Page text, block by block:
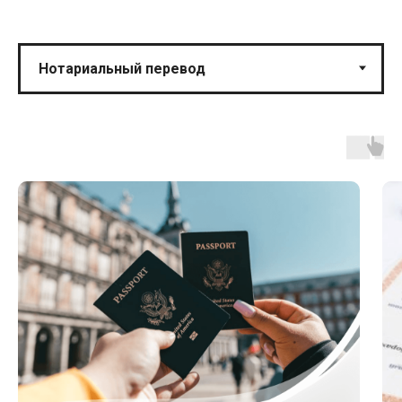
Сербский
Таджикский 520 ₽
Турецкий 900 ₽
Словенский